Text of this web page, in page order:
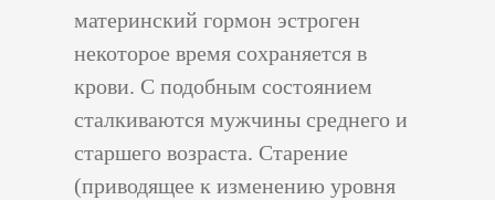
материнский гормон эстроген
некоторое время сохраняется в
крови. С подобным состоянием
сталкиваются мужчины среднего и
старшего возраста. Старение
(приводящее к изменению уровня